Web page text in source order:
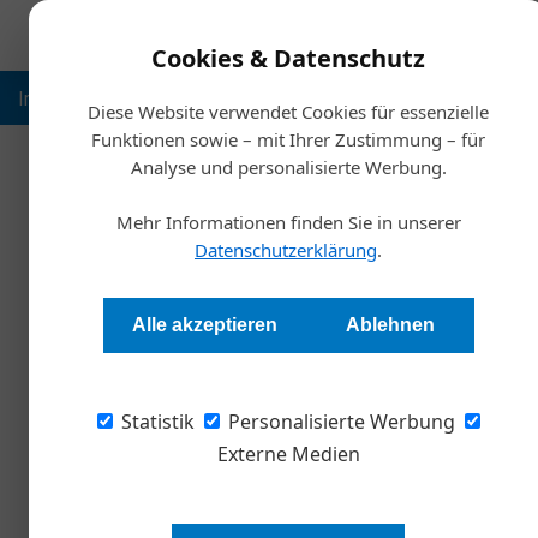
Cookies & Datenschutz
Diese Website verwendet Cookies für essenzielle
Funktionen sowie – mit Ihrer Zustimmung – für
Analyse und personalisierte Werbung.
Mehr Informationen finden Sie in unserer
Datenschutzerklärung.
Alle akzeptieren Ablehnen
Statistik
Personalisierte Werbung
Externe Medien
Inspiration